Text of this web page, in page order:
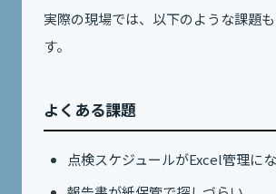
実際の現場では、以下のような課題
す。
よくある課題
点検スケジュールがExcel管理に